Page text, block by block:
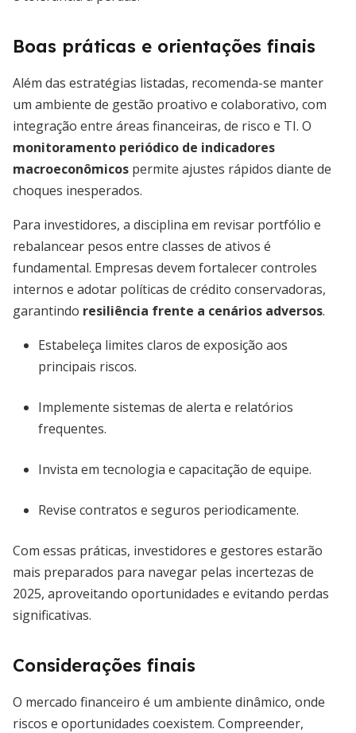
Boas práticas e orientações finais
Além das estratégias listadas, recomenda-se manter
um ambiente de gestão proativo e colaborativo, com
integração entre áreas financeiras, de risco e TI. O
monitoramento periódico de indicadores
macroeconômicos permite ajustes rápidos diante de
choques inesperados.
Para investidores, a disciplina em revisar portfólio e
rebalancear pesos entre classes de ativos é
fundamental. Empresas devem fortalecer controles
internos e adotar políticas de crédito conservadoras,
garantindo resiliência frente a cenários adversos.
Estabeleça limites claros de exposição aos
principais riscos.
Implemente sistemas de alerta e relatórios
frequentes.
Invista em tecnologia e capacitação de equipe.
Revise contratos e seguros periodicamente.
Com essas práticas, investidores e gestores estarão
mais preparados para navegar pelas incertezas de
2025, aproveitando oportunidades e evitando perdas
significativas.
Considerações finais
O mercado financeiro é um ambiente dinâmico, onde
riscos e oportunidades coexistem. Compreender,